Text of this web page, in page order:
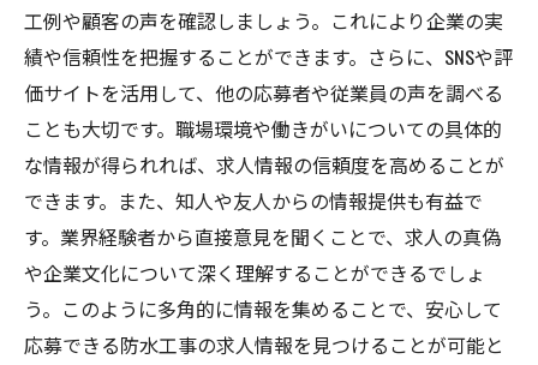
工例や顧客の声を確認しましょう。これにより企業の実
績や信頼性を把握することができます。さらに、SNSや評
価サイトを活用して、他の応募者や従業員の声を調べる
ことも大切です。職場環境や働きがいについての具体的
な情報が得られれば、求人情報の信頼度を高めることが
できます。また、知人や友人からの情報提供も有益で
す。業界経験者から直接意見を聞くことで、求人の真偽
や企業文化について深く理解することができるでしょ
う。このように多角的に情報を集めることで、安心して
応募できる防水工事の求人情報を見つけることが可能と